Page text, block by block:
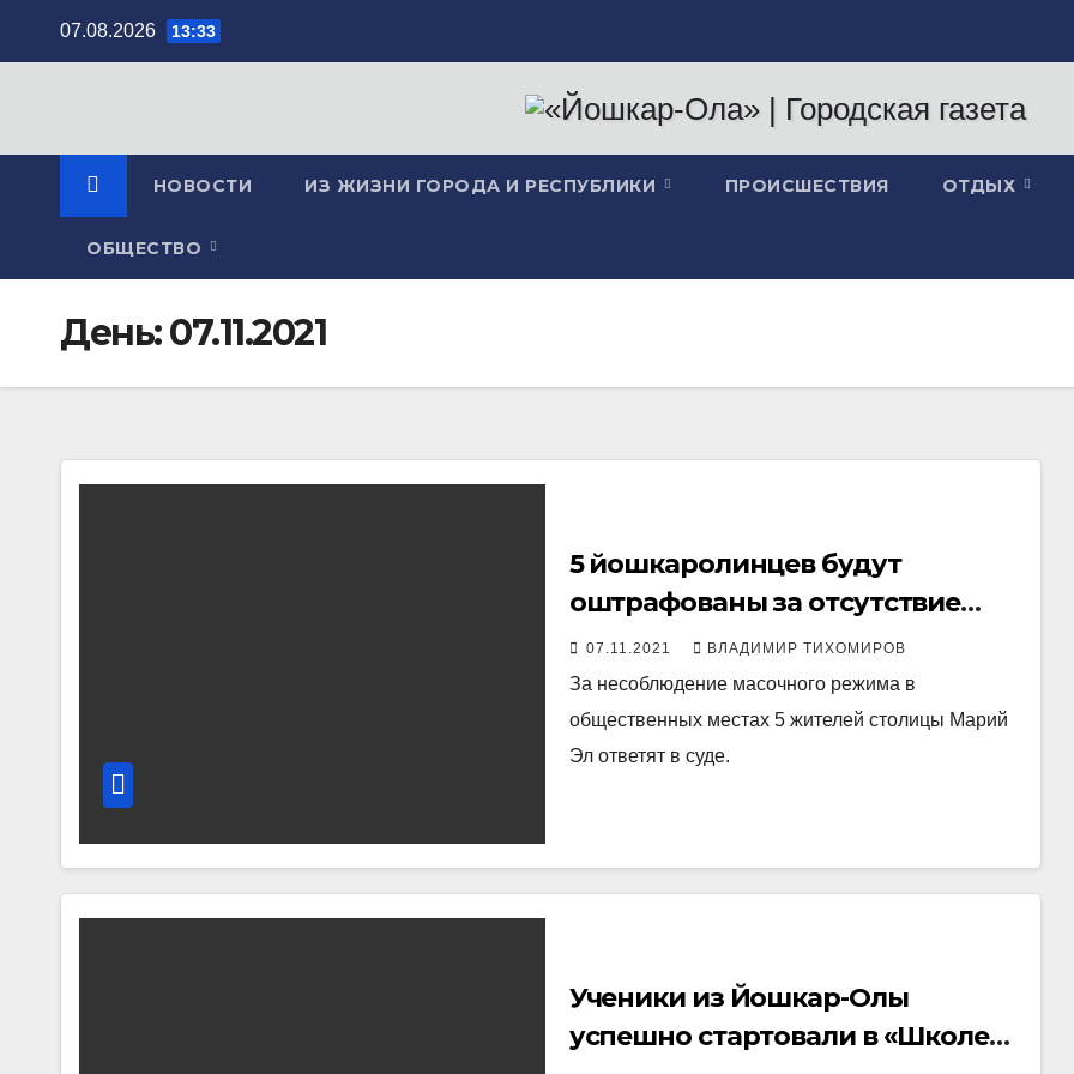
07.08.2026 13:33
НОВОСТИ ИЗ ЖИЗНИ ГОРОДА И РЕСПУБЛИКИ ПРОИСШЕСТВИЯ ОТДЫХ
ОБЩЕСТВО
День:07.11.2021
5 йошкаролинцев будут
оштрафованы за отсутствие
масок
07.11.2021 ВЛАДИМИР ТИХОМИРОВ
За несоблюдение масочного режима в
общественных местах 5 жителей столицы Марий
Эл ответят в суде.
Ученики из Йошкар-Олы
успешно стартовали в «Школе